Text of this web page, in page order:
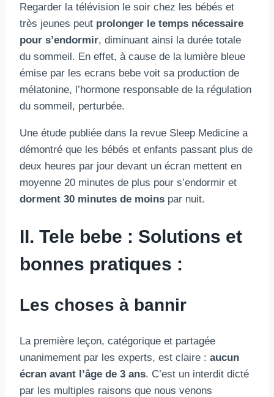
Regarder la télévision le soir chez les bébés et
très jeunes peut prolonger le temps nécessaire
pour s’endormir, diminuant ainsi la durée totale
du sommeil. En effet, à cause de la lumière bleue
émise par les ecrans bebe voit sa production de
mélatonine, l’hormone responsable de la régulation
du sommeil, perturbée.
Une étude publiée dans la revue Sleep Medicine a
démontré que les bébés et enfants passant plus de
deux heures par jour devant un écran mettent en
moyenne 20 minutes de plus pour s’endormir et
dorment 30 minutes de moins par nuit.
II. Tele bebe : Solutions et
bonnes pratiques :
Les choses à bannir
La première leçon, catégorique et partagée
unanimement par les experts, est claire : aucun
écran avant l’âge de 3 ans. C’est un interdit dicté
par les multiples raisons que nous venons